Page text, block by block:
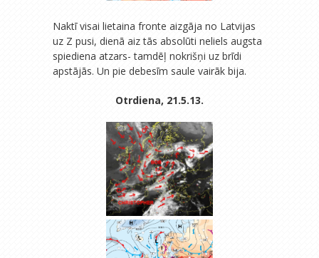
Naktī visai lietaina fronte aizgāja no Latvijas
uz Z pusi, dienā aiz tās absolūti neliels augsta
spiediena atzars- tamdēļ nokrišņi uz brīdi
apstājās. Un pie debesīm saule vairāk bija.
Otrdiena, 21.5.13.